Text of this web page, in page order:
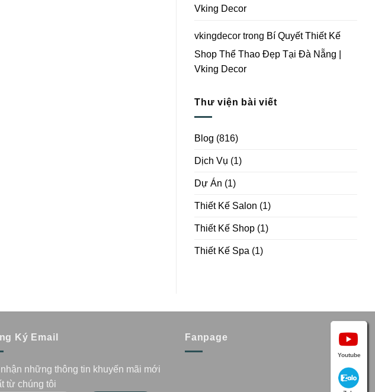
Vking Decor
vkingdecor trong Bí Quyết Thiết Kế
Shop Thể Thao Đẹp Tại Đà Nẵng |
Vking Decor
Thư viện bài viết
Blog (816)
Dịch Vụ (1)
Dự Án (1)
Thiết Kế Salon (1)
Thiết Kế Shop (1)
Thiết Kế Spa (1)
Ký Email
những thông tin khuyến mãi mới
từ chúng tôi
Fanpage
Youtube